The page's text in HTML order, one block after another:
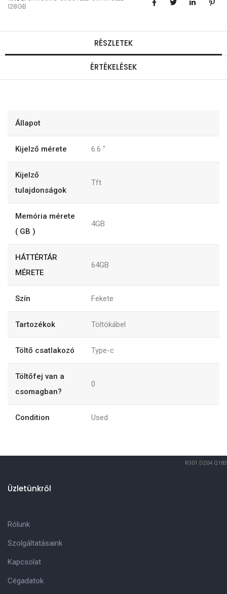
128GB
RÉSZLETEK
ÉRTÉKELÉSEK
Állapot
Kijelző mérete 6.6 "
Kijelző
tulajdonságok
Tft
Memória mérete
( GB )
4GB
HÁTTÉRTÁR
MÉRETE
64GB
Szín Fekete
Tartozékok Töltökábel
Töltő csatlakozó Type-c
Töltőfej van a
csomagban?
0
Condition Used
R301 D204 Q183
Üzletünkről
Rólunk
Szolgáltatásaink
Kapcsolat
Cégadatok